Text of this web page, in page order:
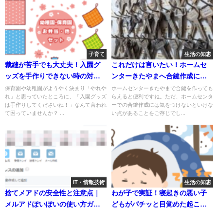
子育て
裁縫が苦手でも大丈夫！入園グ
ッズを手作りできない時の対処
法
保育園や幼稚園がようやく決まり「やれや
れ」と思っていたところに、「入園グッズ
は手作りしてくださいね！」なんて言われ
て困っていませんか？ ...
生活の知恵
これだけは言いたい！ホームセ
ンターきたやまへ合鍵作成に行
く前の確認事項
ホームセンターきたやまで合鍵を作っても
らえると便利ですね。ただ、ホームセンタ
ーでの合鍵作成には気をつけないといけな
い点があることをご存じでし...
IT・情報技術
捨てメアドの安全性と注意点｜
メルアドぽいぽいの使い方ガイ
生活の知恵
わが子で実証！寝起きの悪い子
どもがパチッと目覚めた起こし